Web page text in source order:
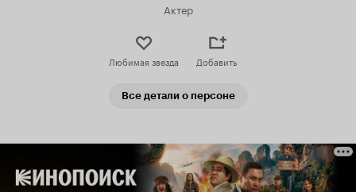
Актер
Любимая звезда Добавить
Все детали о персоне